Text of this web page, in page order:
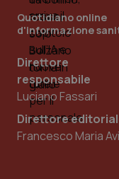
Quotidiano online
d'informazione
Direttore
responsabile
Luciano Fassari
Direttore
Francesco Maria